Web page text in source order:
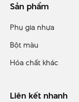
Sản phẩm
Phụ gia nhựa
Bột màu
Hóa chất khác
Liên kết nhanh